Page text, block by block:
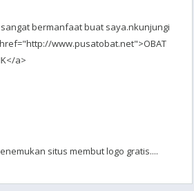
bermanfaat buat saya.nkunjungi
www.pusatobat.net">OBAT
a>
situs membut logo gratis....